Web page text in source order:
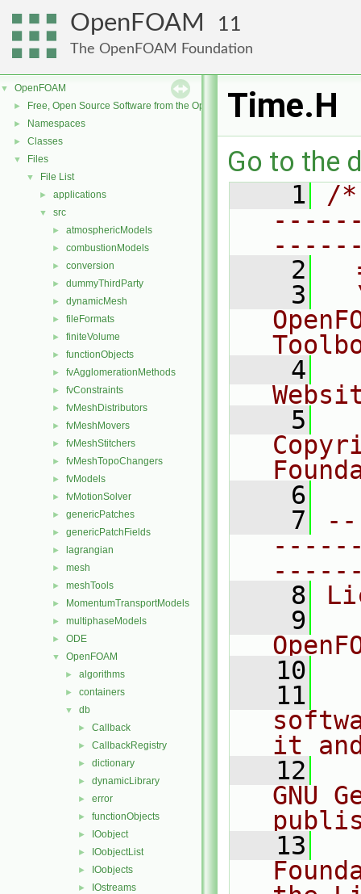
OpenFOAM 11
The OpenFOAM Foundation
▼ OpenFOAM
► Free, Open Source Software from the OpenFOAM Foundation
► Namespaces
► Classes
▼ Files
▼ File List
► applications
▼ src
► atmosphericModels
► combustionModels
► conversion
► dummyThirdParty
► dynamicMesh
► fileFormats
► finiteVolume
► functionObjects
► fvAgglomerationMethods
► fvConstraints
► fvMeshDistributors
► fvMeshMovers
► fvMeshStitchers
► fvMeshTopoChangers
► fvModels
► fvMotionSolver
► genericPatches
► genericPatchFields
► lagrangian
► mesh
► meshTools
► MomentumTransportModels
► multiphaseModels
► ODE
▼ OpenFOAM
► algorithms
► containers
▼ db
► Callback
► CallbackRegistry
► dictionary
► dynamicLibrary
► error
► functionObjects
► IOobject
► IOobjectList
► IOobjects
► IOstreams
Time.H
Go to the
    1
/
    2
    3
    4
    5
    6
    7
    8
    9
   10
   11
it
   12
GNU
   13